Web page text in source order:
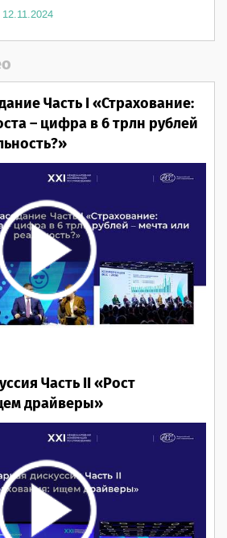
12.11.2024
Часть I «Страхование:
– цифра в 6 трлн рублей
Часть II «Рост
драйверы»